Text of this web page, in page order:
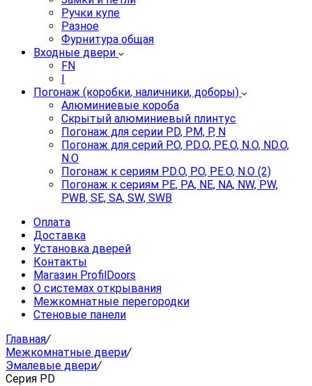
Ручки купе
Разное
Фурнитура общая
Входные двери
FN
I
Погонаж (коробки, наличники, доборы)
Алюминиевые короба
Скрытый алюминиевый плинтус
Погонаж для серии PD, PM, P, N
Погонаж для серий P.O, PD.O, PE.O, N.O, ND.O,
N.O
Погонаж к сериям PD.O, P.O, PE.O, N.O (2)
Погонаж к сериям PE, PA, NE, NA, NW, PW,
PWB, SE, SA, SW, SWB
Оплата
Доставка
Установка дверей
Контакты
Магазин ProfilDoors
О системах открывания
Межкомнатные перегородки
Стеновые панели
Главная/
Межкомнатные двери/
Эмалевые двери/
Серия PD